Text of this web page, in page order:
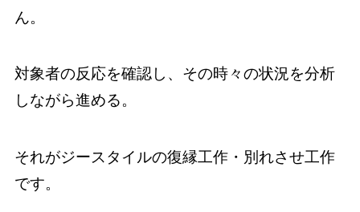
ん。
対象者の反応を確認し、その時々の状況を分析
しながら進める。
それがジースタイルの復縁工作・別れさせ工作
です。